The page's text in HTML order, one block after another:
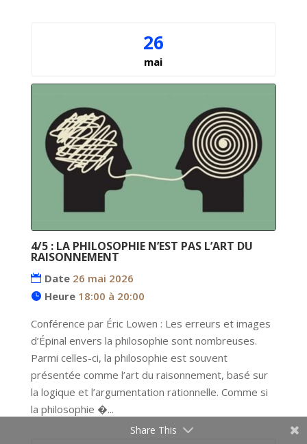
26
mai
4/5 : LA PHILOSOPHIE N’EST PAS L’ART DU
RAISONNEMENT
Date 26 mai 2026
Heure 18:00 à 20:00
Conférence par Éric Lowen : Les erreurs et images
d’Épinal envers la philosophie sont nombreuses.
Parmi celles-ci, la philosophie est souvent
présentée comme l’art du raisonnement, basé sur
la logique et l’argumentation rationnelle. Comme si
la philosophie �...
Share This